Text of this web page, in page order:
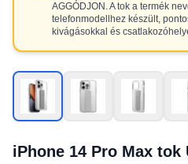
AGGÓDJON. A tok a termék
telefonmodellhez készült,
kivágásokkal és
iPhone 14 Pro Max tok